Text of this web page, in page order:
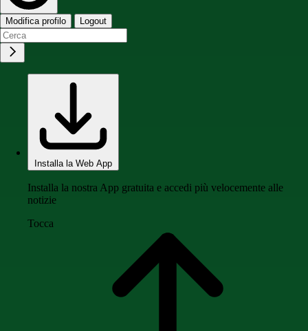
Modifica profilo Logout
Installa la Web App
Installa la nostra App gratuita e accedi più velocemente alle
notizie
Tocca